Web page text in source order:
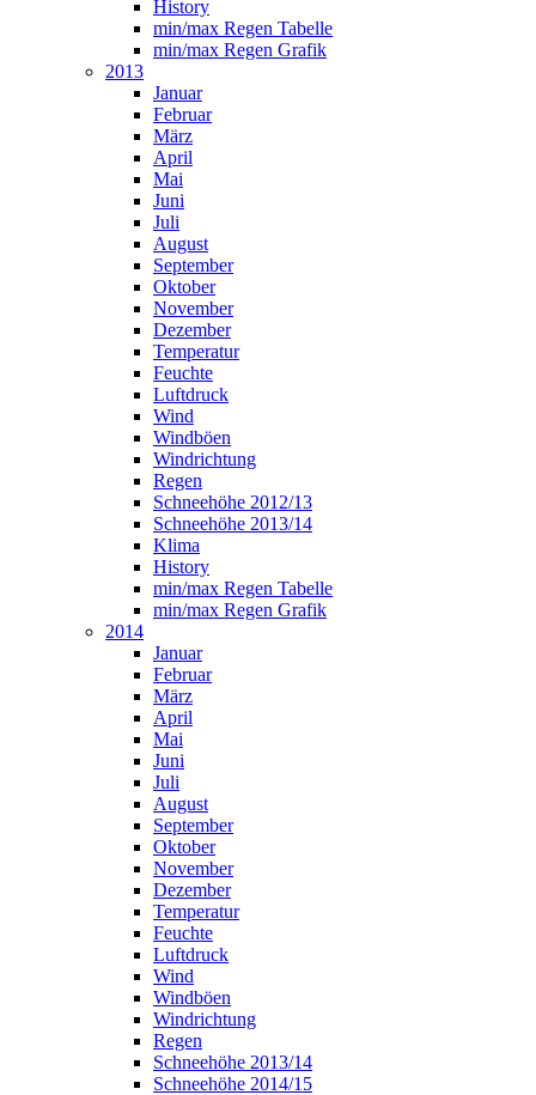
History
min/max Regen Tabelle
min/max Regen Grafik
2013
Januar
Februar
März
April
Mai
Juni
Juli
August
September
Oktober
November
Dezember
Temperatur
Feuchte
Luftdruck
Wind
Windböen
Windrichtung
Regen
Schneehöhe 2012/13
Schneehöhe 2013/14
Klima
History
min/max Regen Tabelle
min/max Regen Grafik
2014
Januar
Februar
März
April
Mai
Juni
Juli
August
September
Oktober
November
Dezember
Temperatur
Feuchte
Luftdruck
Wind
Windböen
Windrichtung
Regen
Schneehöhe 2013/14
Schneehöhe 2014/15